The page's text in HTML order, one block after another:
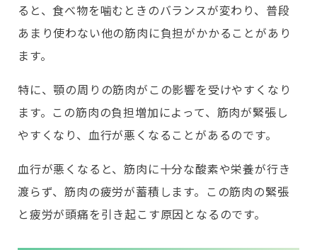
ると、食べ物を噛むときのバランスが変わり、普段
あまり使わない他の筋肉に負担がかかることがあり
ます。
特に、顎の周りの筋肉がこの影響を受けやすくなり
ます。この筋肉の負担増加によって、筋肉が緊張し
やすくなり、血行が悪くなることがあるのです。
血行が悪くなると、筋肉に十分な酸素や栄養が行き
渡らず、筋肉の疲労が蓄積します。この筋肉の緊張
と疲労が頭痛を引き起こす原因となるのです。